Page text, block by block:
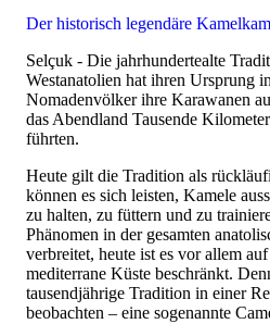
Der historisch legendäre
Selçuk - Die jahrhundertealte
Westanatolien hat ihren Ursprung
Nomadenvölker ihre Karawanen
das Abendland Tausende
führten.
Heute gilt die Tradition als
können es sich leisten, Kamele
zu halten, zu füttern und zu
Phänomen in der gesamten
verbreitet, heute ist es vor allem
mediterrane Küste beschränkt.
tausendjährige Tradition in einer
beobachten – eine sogenannte